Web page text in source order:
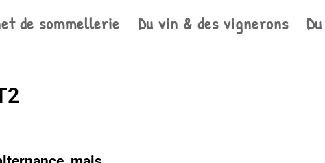
de sommellerie Du vin & des vignerons